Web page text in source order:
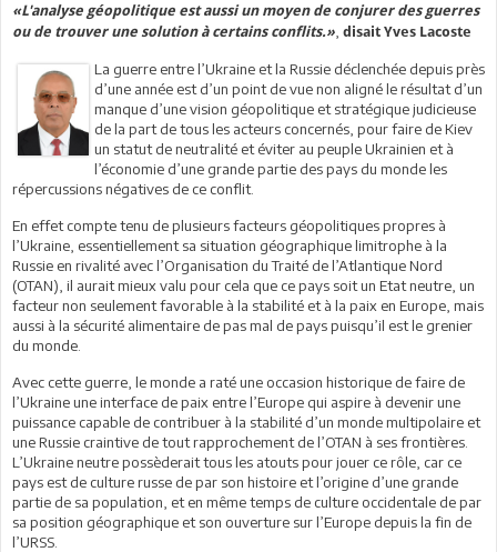
«L'analyse géopolitique est aussi un moyen de conjurer des guerres
ou de trouver une solution à certains conflits.» disait Yves Lacoste
La guerre entre l’Ukraine et la Russie déclenchée depuis près
d’une année est d’un point de vue non aligné le résultat d’un
manque d’une vision géopolitique et stratégique judicieuse
de la part de tous les acteurs concernés, pour faire de Kiev
un statut de neutralité et éviter au peuple Ukrainien et à
l’économie d’une grande partie des pays du monde les
répercussions négatives de ce conflit.
En effet compte tenu de plusieurs facteurs géopolitiques propres à
l’Ukraine, essentiellement sa situation géographique limitrophe à la
Russie en rivalité avec l’Organisation du Traité de l’Atlantique Nord
(OTAN), il aurait mieux valu pour cela que ce pays soit un Etat neutre, un
facteur non seulement favorable à la stabilité et à la paix en Europe, mais
aussi à la sécurité alimentaire de pas mal de pays puisqu’il est le grenier
du monde.
Avec cette guerre, le monde a raté une occasion historique de faire de
l’Ukraine une interface de paix entre l’Europe qui aspire à devenir une
puissance capable de contribuer à la stabilité d’un monde multipolaire et
une Russie craintive de tout rapprochement de l’OTAN à ses frontières.
L’Ukraine neutre possèderait tous les atouts pour jouer ce rôle, car ce
pays est de culture russe de par son histoire et l’origine d’une grande
partie de sa population, et en même temps de culture occidentale de par
sa position géographique et son ouverture sur l’Europe depuis la fin de
l’URSS.